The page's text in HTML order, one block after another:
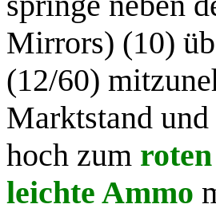
Mirrors) (10)
(12/60)
Marktstand
hoch zum
leichte Ammo